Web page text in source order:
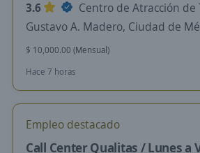
3.6
Centro de Atracción de
Gustavo A. Madero, Ciudad de
$ 10,000.00 (Mensual)
Hace 7 horas
Empleo destacado
Call Center Qualitas / Lunes a